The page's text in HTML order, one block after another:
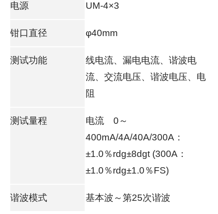
电源 UM-4×3
钳口直径 φ40mm
测试功能
线电流、漏电电流、谐波电
流、交流电压、谐波电压、电
阻
测试量程
电流 0～
400mA/4A/40A/300A：
±1.0％rdg±8dgt (300A：
±1.0％rdg±1.0％FS)
谐波模式 基本波～第25次谐波